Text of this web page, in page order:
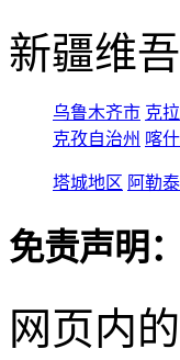
新疆维
乌鲁木齐市 克
克孜自治州 喀
塔城地区 阿勒
免责声明：
网页内